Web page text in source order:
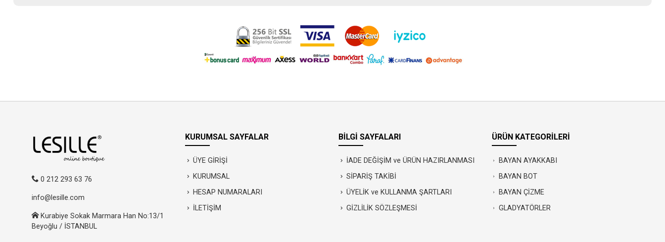
0 212 293 63 76
info@lesille.com
Kurabiye Sokak Marmara Han No:13/1
Beyoğlu / İSTANBUL
KURUMSAL SAYFALAR
ÜYE GİRİŞİ
KURUMSAL
HESAP NUMARALARI
İLETİŞİM
BİLGİ SAYFALARI
İADE DEĞİŞİM ve ÜRÜN HAZIRLANMASI
SİPARİŞ TAKİBİ
ÜYELİK ve KULLANMA ŞARTLARI
GİZLİLİK SÖZLEŞMESİ
ÜRÜN KATEGORİLERİ
BAYAN AYAKKABI
BAYAN BOT
BAYAN ÇİZME
GLADYATÖRLER